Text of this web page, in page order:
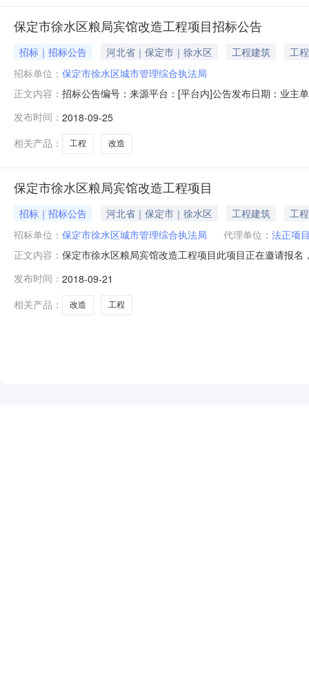
保定市徐水区粮局宾馆改造工程项目招标公告
招标｜招标公告 河北省｜保定市｜徐水区 工程建筑
工程
招标单位： 保定市徐水区城市管理综合执法局
正文内容： 招标公告编号：来源平台：[平台内]公告发布日期：业主
属行业：建筑业/建筑装饰和其他建筑业所属地区：保定
程项目已由保定市徐
发布时间： 2018-09-25
相关产品：
工程 改造
保定市徐水区粮局宾馆改造工程项目
招标｜招标公告 河北省｜保定市｜徐水区 工程建筑
工程
招标单位： 保定市徐水区城市管理综合执法局 代理单位： 法正项
正文内容： 保定市徐水区粮局宾馆改造工程项目此项目正在邀请报
A座5楼联系人：王德斌马里电话：0530-62699960312-
价：84744
发布时间： 2018-09-21
相关产品：
改造 工程